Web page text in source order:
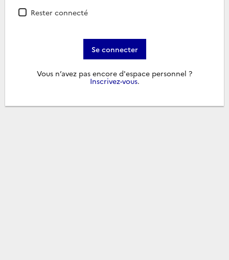
Rester connecté
Se connecter
Vous n’avez pas encore d'espace personnel ?
Inscrivez-vous.